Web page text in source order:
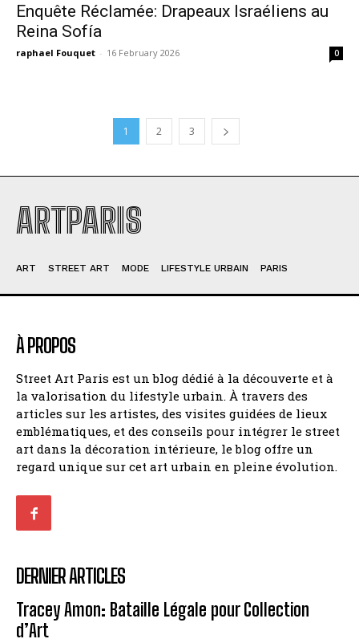
Enquête Réclamée: Drapeaux Israéliens au
Reina Sofía
raphael Fouquet - 16 February 2026 0
1 2 3
ARTPARIS
ART STREET ART MODE LIFESTYLE URBAIN PARIS
À PROPOS
Street Art Paris est un blog dédié à la découverte et à
la valorisation du lifestyle urbain. À travers des
articles sur les artistes, des visites guidées de lieux
emblématiques, et des conseils pour intégrer le street
art dans la décoration intérieure, le blog offre un
regard unique sur cet art urbain en pleine évolution.
DERNIER ARTICLES
Tracey Amon: Bataille Légale pour Collection
d’Art